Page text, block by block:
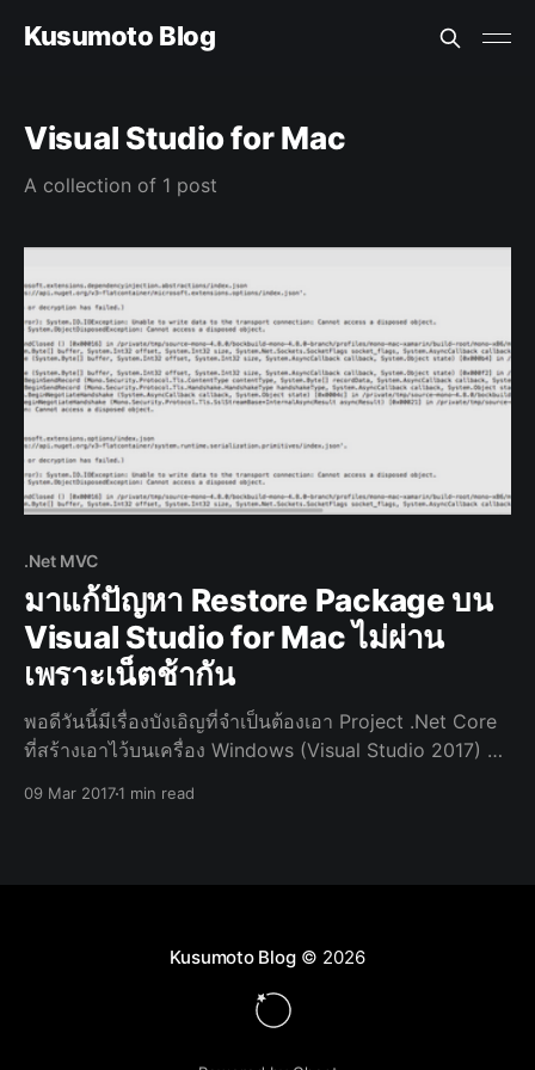
Kusumoto Blog
Visual Studio for Mac
A collection of 1 post
.Net MVC
มาแก้ปัญหา Restore Package บน
Visual Studio for Mac ไม่ผ่าน
เพราะเน็ตช้ากัน
พอดีวันนี้มีเรื่องบังเอิญที่จำเป็นต้องเอา Project .Net Core
ที่สร้างเอาไว้บนเครื่อง Windows (Visual Studio 2017) มา
09 Mar 20171 min read
Kusumoto Blog© 2026